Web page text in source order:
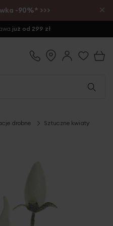
-90%* >>> ×
już od 299 zł
drobne Sztuczne kwiaty